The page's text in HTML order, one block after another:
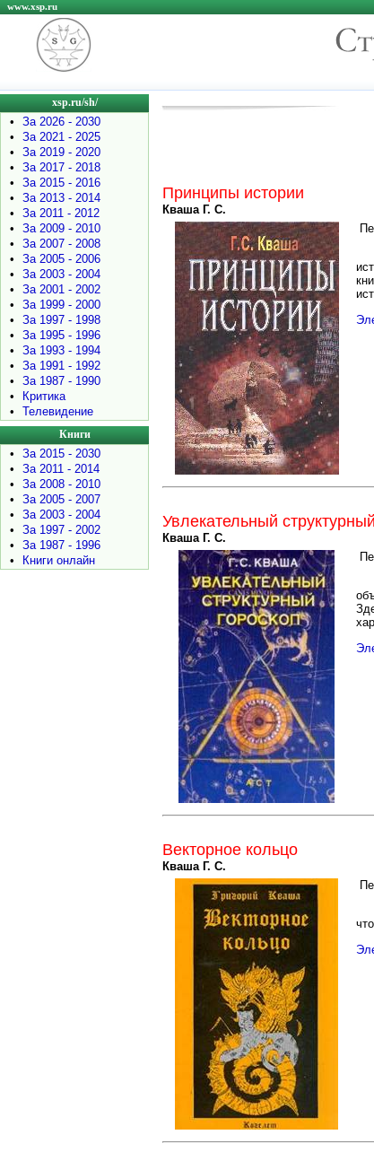
www.xsp.ru
xsp.ru/sh/
•
За 2026 - 2030
•
За 2021 - 2025
•
За 2019 - 2020
•
За 2017 - 2018
•
За 2015 - 2016
•
За 2013 - 2014
•
За 2011 - 2012
•
За 2009 - 2010
•
За 2007 - 2008
•
За 2005 - 2006
•
За 2003 - 2004
•
За 2001 - 2002
•
За 1999 - 2000
•
За 1997 - 1998
•
За 1995 - 1996
•
За 1993 - 1994
•
За 1991 - 1992
•
За 1987 - 1990
•
Критика
•
Телевидение
Книги
•
За 2015 - 2030
•
За 2011 - 2014
•
За 2008 - 2010
•
За 2005 - 2007
•
За 2003 - 2004
•
За 1997 - 2002
•
За 1987 - 1996
•
Книги онлайн
Принципы истории
Кваша Г. С.
Увлекательный
Кваша Г. С.
Векторное кольцо
Кваша Г. С.